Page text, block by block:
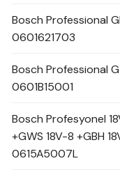
Bosch Professional
0601621703
Bosch Professional
0601B15001
Bosch Profesyonel
+GWS 18V-8 +GBH
0615A5007L